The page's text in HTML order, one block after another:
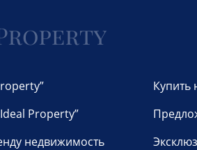
Property”
недвижимость
Купить